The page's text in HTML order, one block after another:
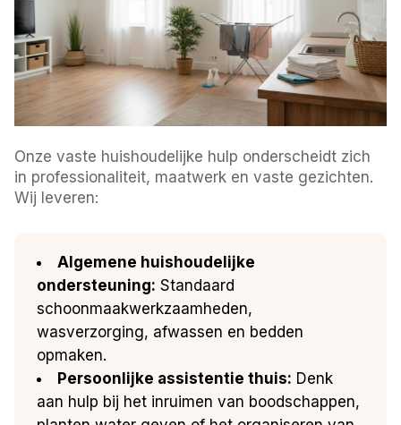
Onze vaste huishoudelijke hulp onderscheidt zich
in professionaliteit, maatwerk en vaste gezichten.
Wij leveren:
Algemene huishoudelijke
ondersteuning: Standaard
schoonmaakwerkzaamheden,
wasverzorging, afwassen en bedden
opmaken.
Persoonlijke assistentie thuis: Denk
aan hulp bij het inruimen van boodschappen,